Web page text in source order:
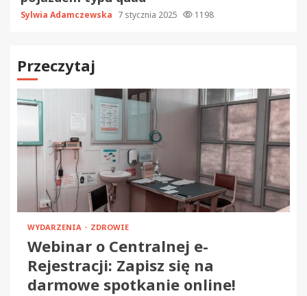
Sylwia Adamczewska 7 stycznia 2025 1198
Przeczytaj
WYDARZENIA ZDROWIE
Webinar o Centralnej e-
Rejestracji: Zapisz się na
darmowe spotkanie online!